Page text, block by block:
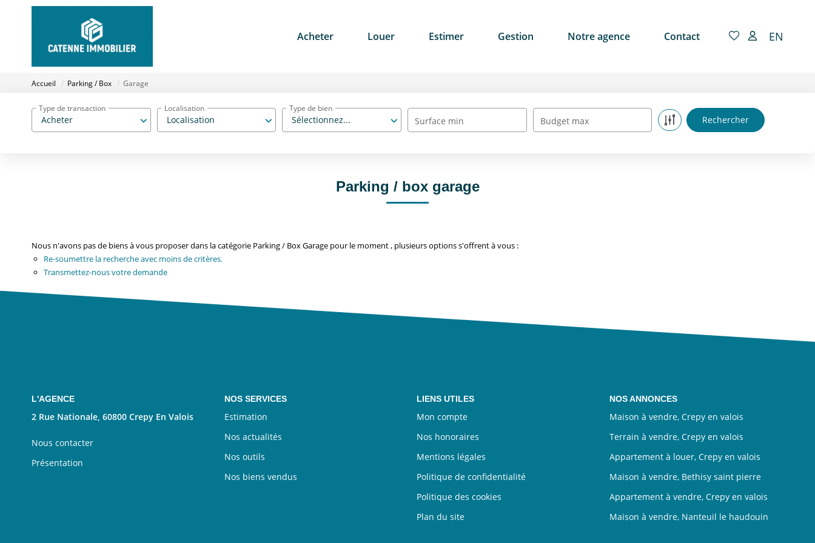
Acheter Louer Estimer Gestion Notre agence Contact EN
Accueil Parking / Box Garage
Acheter
Type de transaction
Localisation
Localisation
Sélectionnez...
Type de bien
Surface min Budget max
Parking / box garage
Nous n'avons pas de biens à vous proposer dans la catégorie Parking / Box Garage pour le moment , plusieurs options s'offrent à vous :
Re-soumettre la recherche avec moins de critères.
Transmettez-nous votre demande
L'AGENCE
2 Rue Nationale, 60800 Crepy En Valois
Nous contacter
Présentation
NOS SERVICES
Estimation
Nos actualités
Nos outils
Nos biens vendus
LIENS UTILES
Mon compte
Nos honoraires
Mentions légales
Politique de confidentialité
Politique des cookies
Plan du site
NOS ANNONCES
Maison à vendre, Crepy en valois
Terrain à vendre, Crepy en valois
Appartement à louer, Crepy en valois
Maison à vendre, Bethisy saint pierre
Appartement à vendre, Crepy en valois
Maison à vendre, Nanteuil le haudouin